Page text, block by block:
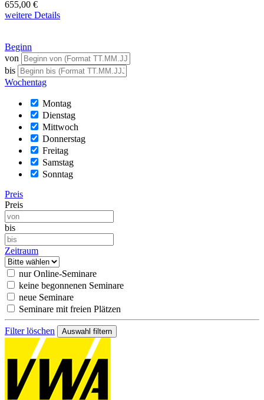
655,00 €
weitere Details
Beginn
von
bis
Wochentag
Montag
Dienstag
Mittwoch
Donnerstag
Freitag
Samstag
Sonntag
Preis
Preis
bis
Zeitraum
nur Online-Seminare
keine begonnenen Seminare
neue Seminare
Seminare mit freien Plätzen
Filter löschen